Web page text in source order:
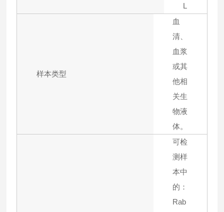
L
样本类型
血
清、
血浆
或其
他相
关生
物液
体。
可检
测样
本中
的：
Rab